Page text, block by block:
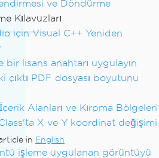
ve Döndürme
Kılavuzları
için Visual C++ Yeniden
bir lisans anahtarı uygulayın
çıktı PDF dosyası boyutunu
Alanları ve Kırpma Bölgeleri
X ve Y koordinat değişimi
işleme uygulanan görüntüyü
in English